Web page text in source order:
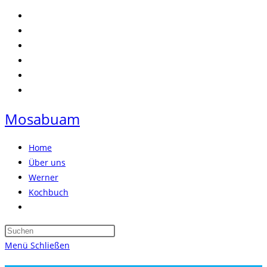
Zum
Inhalt
springen
Mosabuam
Home
Über uns
Werner
Kochbuch
umschalten
Press
Menü Schließen